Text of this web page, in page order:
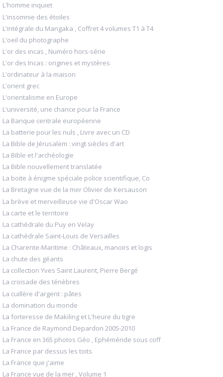
L'homme inquiet
L'insomnie des étoiles
L'intégrale du Mangaka , Coffret 4 volumes T1 à T4
L'oeil du photographe
L'or des incas , Numéro hors-série
L'or des Incas : origines et mystères
L'ordinateur à la maison
L'orient grec
L'orientalisme en Europe
L'université, une chance pour la France
La Banque centrale européenne
La batterie pour les nuls , Livre avec un CD
La Bible de Jérusalem : vingt siècles d'art
La Bible et l'archéologie
La Bible nouvellement translatée
La boite à énigme spéciale police scientifique, Co
La Bretagne vue de la mer Olivier de Kersauson
La brève et merveilleuse vie d'Oscar Wao
La carte et le territoire
La cathédrale du Puy en Velay
La cathédrale Saint-Louis de Versailles
La Charente-Maritime : Châteaux, manoirs et logis
La chute des géants
La collection Yves Saint Laurent, Pierre Bergé
La croisade des ténèbres
La cuillère d'argent : pâtes
La domination du monde
La forteresse de Makiling et L'heure du tigre
La France de Raymond Depardon 2005-2010
La France en 365 photos Géo , Ephéméride sous coff
La France par dessus les toits
La France que j'aime
La France vue de la mer , Volume 1